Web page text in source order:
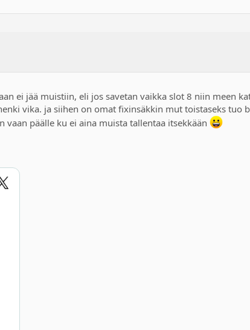
ei jää muistiin, eli jos savetan vaikka slot 8 niin meen
vika. ja siihen on omat fixinsäkkin mut toistaseks tuo
päälle ku ei aina muista tallentaa itsekkään